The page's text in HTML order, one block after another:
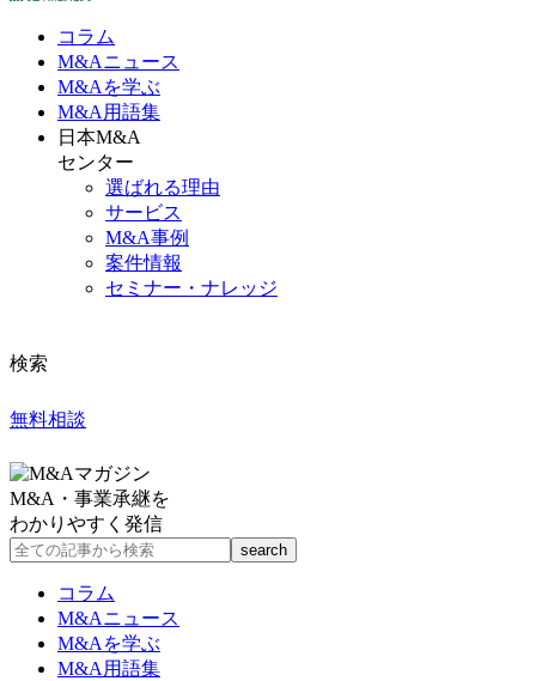
コラム
M&Aニュース
M&Aを学ぶ
M&A 用語集
日本M&A
センター
選ばれる理由
サービス
M&A事例
案件情報
セミナー・ナレッジ
検索
無料相談
M&A・事業承継を
わかりやすく発信
コラム
M&Aニュース
M&Aを学ぶ
M&A用語集